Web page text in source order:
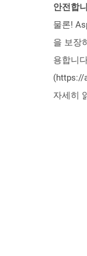
안전합
물론!
을 보장
용합니
(https://
자세히